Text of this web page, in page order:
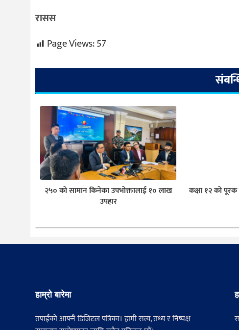
रासस
Page Views:57
२५० को सामान किनेका उपभोक्तालाई १० लाख
उपहार
कक्षा १२ को पूरक
हाम्रो बारेमा
तपाईंको आफ्नै डिजिटल पत्रिका। हामी सत्य, तथ्य र निष्पक्ष